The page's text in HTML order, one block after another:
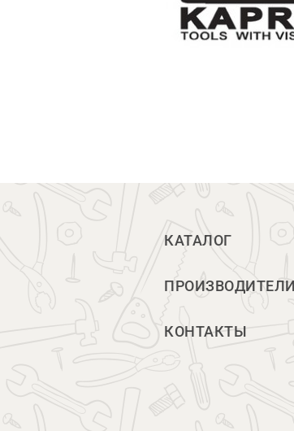
КАТАЛОГ
ПРОИЗВОДИТЕЛИ
КОНТАКТЫ